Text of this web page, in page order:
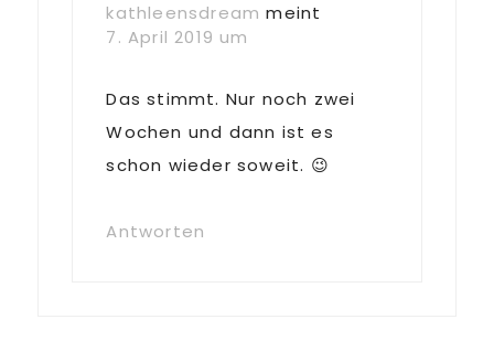
kathleensdream meint
7. April 2019 um
Das stimmt. Nur noch zwei
Wochen und dann ist es
schon wieder soweit. 😉
Antworten